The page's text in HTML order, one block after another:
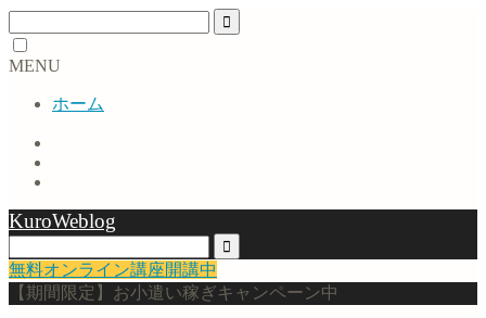
MENU
ホーム
KuroWeblog
無料オンライン講座開講中
【期間限定】お小遣い稼ぎキャンペーン中